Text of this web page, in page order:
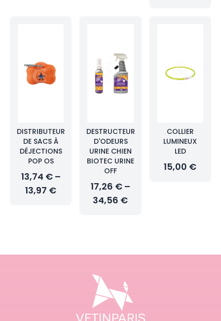
DISTRIBUTEUR
DE SACS À
DÉJECTIONS
POP OS
13,74 € –
13,97 €
DESTRUCTEUR
D'ODEURS
URINE CHIEN
BIOTEC URINE
OFF
17,26 € –
34,56 €
COLLIER
LUMINEUX
LED
15,00 €